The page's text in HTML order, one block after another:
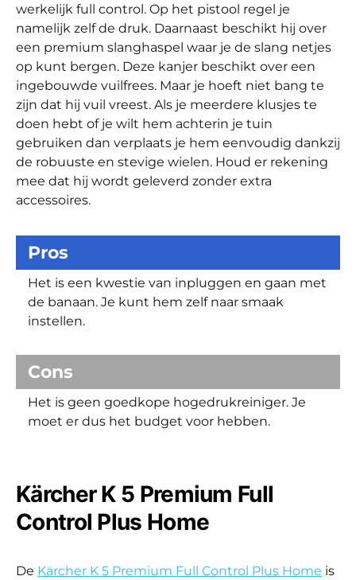
werkelijk full control. Op het pistool regel je
namelijk zelf de druk. Daarnaast beschikt hij over
een premium slanghaspel waar je de slang netjes
op kunt bergen. Deze kanjer beschikt over een
ingebouwde vuilfrees. Maar je hoeft niet bang te
zijn dat hij vuil vreest. Als je meerdere klusjes te
doen hebt of je wilt hem achterin je tuin
gebruiken dan verplaats je hem eenvoudig dankzij
de robuuste en stevige wielen. Houd er rekening
mee dat hij wordt geleverd zonder extra
accessoires.
Pros
Het is een kwestie van inpluggen en gaan met
de banaan. Je kunt hem zelf naar smaak
instellen.
Cons
Het is geen goedkope hogedrukreiniger. Je
moet er dus het budget voor hebben.
Kärcher K 5 Premium Full
Control Plus Home
De Kärcher K 5 Premium Full Control Plus Home is